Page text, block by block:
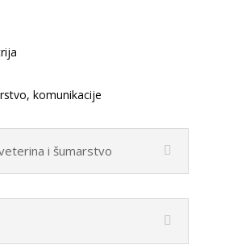
komunikacije
i šumarstvo